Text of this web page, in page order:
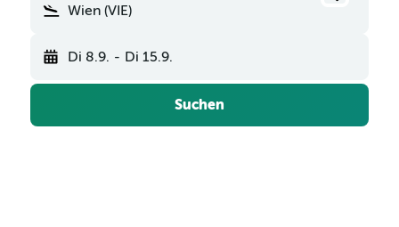
Wien (VIE)
Di 8.9. - Di 15.9.
Suchen